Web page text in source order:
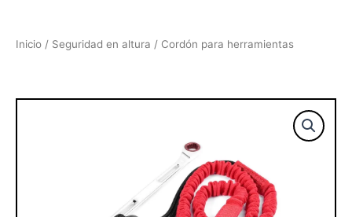
Inicio / Seguridad en altura / Cordón para herramientas